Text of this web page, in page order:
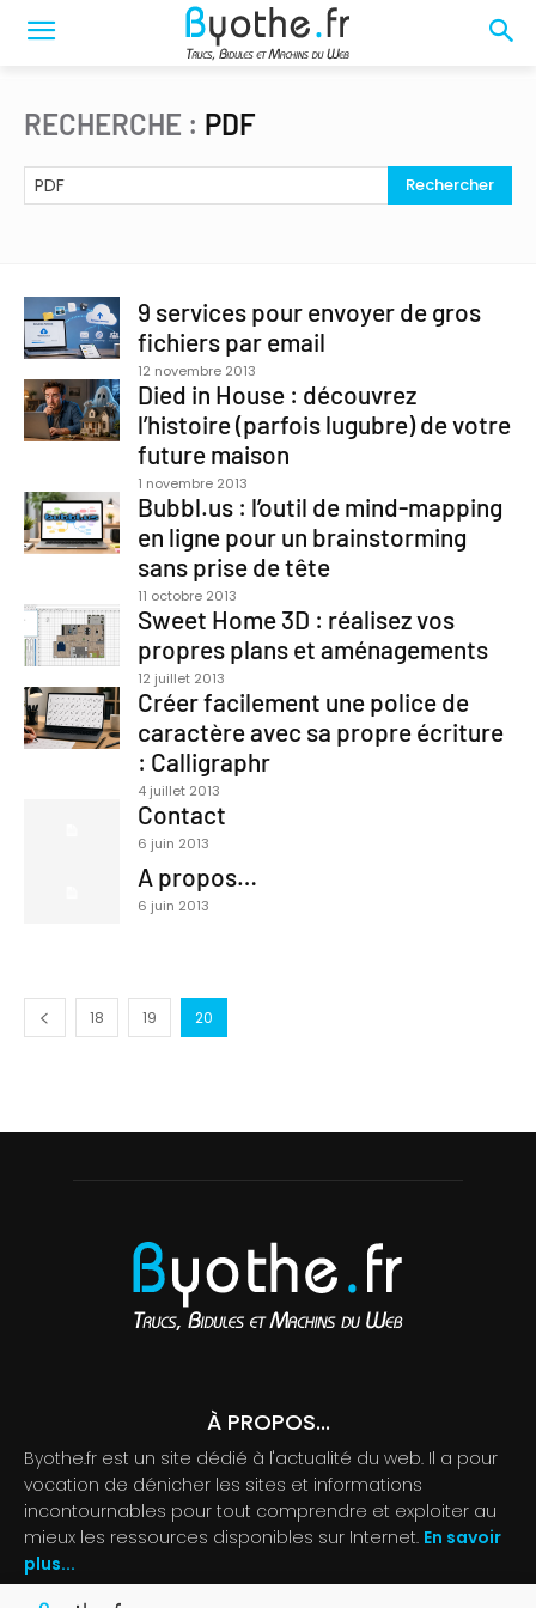
RECHERCHE : PDF
Rechercher
9 services pour envoyer de gros
fichiers par email
12 novembre 2013
Died in House : découvrez
l’histoire (parfois lugubre) de votre
future maison
1 novembre 2013
Bubbl.us : l’outil de mind-mapping
en ligne pour un brainstorming
sans prise de tête
11 octobre 2013
Sweet Home 3D : réalisez vos
propres plans et aménagements
12 juillet 2013
Créer facilement une police de
caractère avec sa propre écriture
: Calligraphr
4 juillet 2013
Contact
6 juin 2013
A propos…
6 juin 2013
18 19 20
À PROPOS...
Byothe.fr est un site dédié à l'actualité du web. Il a pour
vocation de dénicher les sites et informations
incontournables pour tout comprendre et exploiter au
mieux les ressources disponibles sur Internet. En savoir
plus...